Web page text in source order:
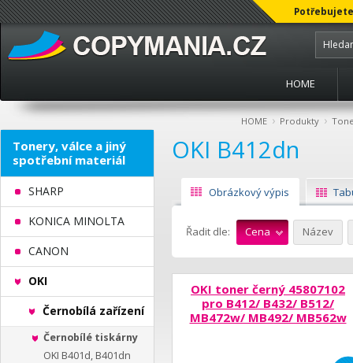
HOME
HOME › Produkty ›
OKI B412dn
Obrázkový výpis
Řadit dle: Cena Název
OKI toner černý 45807102
pro B412/ B432/ B512/
MB472w/ MB492/ MB562w
Tonery, válce a jiný
spotřební materiál
SHARP
KONICA MINOLTA
CANON
OKI
Černobílá zařízení
Černobílé tiskárny
OKI B401d, B401dn